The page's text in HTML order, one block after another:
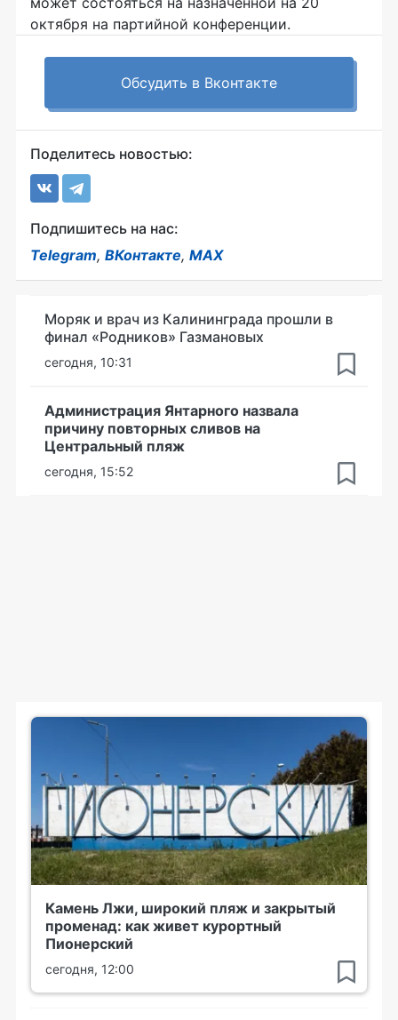
октября на партийной конференции.
Обсудить в Вконтакте
Поделитесь новостью:
Подпишитесь на нас:
Telegram, ВКонтакте, MAX
Моряк и врач из Калининграда прошли в
финал «Родников» Газмановых
сегодня, 10:31
Администрация Янтарного назвала
причину повторных сливов на
Центральный пляж
сегодня, 15:52
Камень Лжи, широкий пляж и закрытый
променад: как живет курортный
Пионерский
сегодня, 12:00